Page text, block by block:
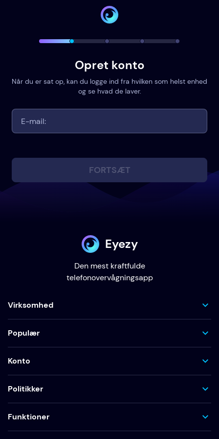
Opret konto
Når du er sat op, kan du logge ind fra hvilken som helst enhed
og se hvad de laver.
FORTSÆT
Eyezy
Den mest kraftfulde
telefonovervågningsapp
Virksomhed
Populær
Konto
Politikker
Funktioner